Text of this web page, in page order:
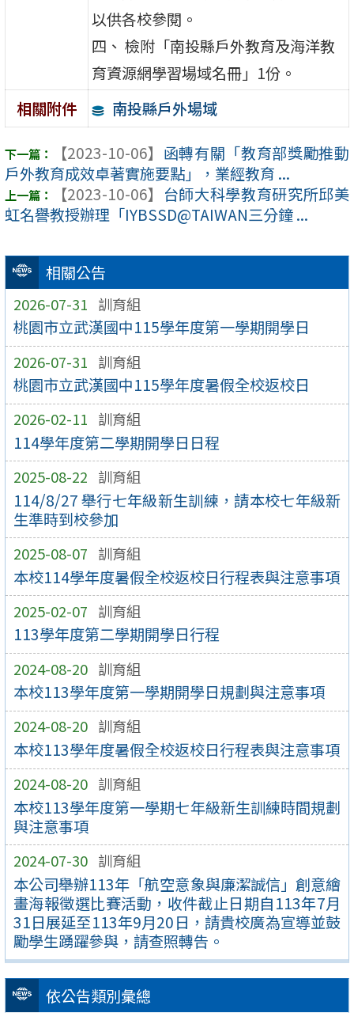
相關公告
2026-07-31 訓育組
桃園市立武漢國中115學年度第一學期開學日
2026-07-31 訓育組
桃園市立武漢國中115學年度暑假全校返校日
2026-02-11 訓育組
114學年度第二學期開學日日程
2025-08-22 訓育組
114/8/27 舉行七年級新生訓練，請本校七年級新
生準時到校參加
2025-08-07 訓育組
本校114學年度暑假全校返校日行程表與注意事項
2025-02-07 訓育組
113學年度第二學期開學日行程
2024-08-20 訓育組
本校113學年度第一學期開學日規劃與注意事項
2024-08-20 訓育組
本校113學年度暑假全校返校日行程表與注意事項
2024-08-20 訓育組
本校113學年度第一學期七年級新生訓練時間規劃
與注意事項
2024-07-30 訓育組
本公司舉辦113年「航空意象與廉潔誠信」創意繪
畫海報徵選比賽活動，收件截止日期自113年7月
31日展延至113年9月20日，請貴校廣為宣導並鼓
勵學生踴躍參與，請查照轉告。
依公告類別彙總
以供各校參閱。
四、 檢附「南投縣戶外教育及海洋教
育資源網學習場域名冊」1份。
相關附件
南投縣戶外場域
【2023-10-06】 函轉有關「教育部獎勵推動
戶外教育成效卓著實施要點」，業經教育 ...
【2023-10-06】 台師大科學教育研究所邱美
虹名譽教授辦理「IYBSSD@TAIWAN三分鐘 ...